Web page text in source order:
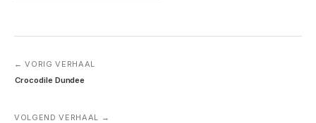
← VORIG VERHAAL
Crocodile Dundee
VOLGEND VERHAAL →